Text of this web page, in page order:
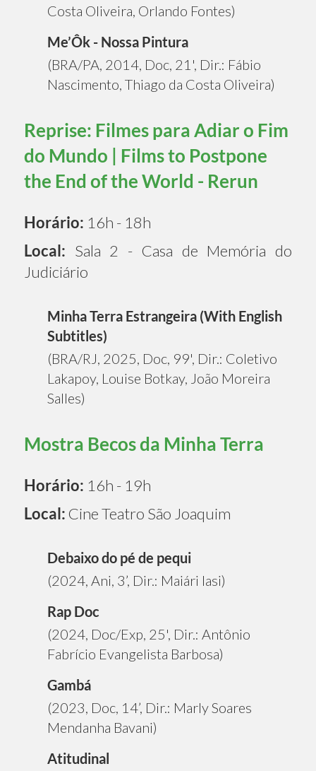
Costa Oliveira, Orlando Fontes)
Me’Ôk - Nossa Pintura
(BRA/PA, 2014, Doc, 21', Dir.: Fábio
Nascimento, Thiago da Costa Oliveira)
Reprise: Filmes para Adiar o Fim
do Mundo | Films to Postpone
the End of the World - Rerun
Horário: 16h - 18h
Local: Sala 2 - Casa de Memória do
Judiciário
Minha Terra Estrangeira (With English
Subtitles)
(BRA/RJ, 2025, Doc, 99', Dir.: Coletivo
Lakapoy, Louise Botkay, João Moreira
Salles)
Mostra Becos da Minha Terra
Horário: 16h - 19h
Local: Cine Teatro São Joaquim
Debaixo do pé de pequi
(2024, Ani, 3’, Dir.: Maiári Iasi)
Rap Doc
(2024, Doc/Exp, 25', Dir.: Antônio
Fabrício Evangelista Barbosa)
Gambá
(2023, Doc, 14’, Dir.: Marly Soares
Mendanha Bavani)
Atitudinal